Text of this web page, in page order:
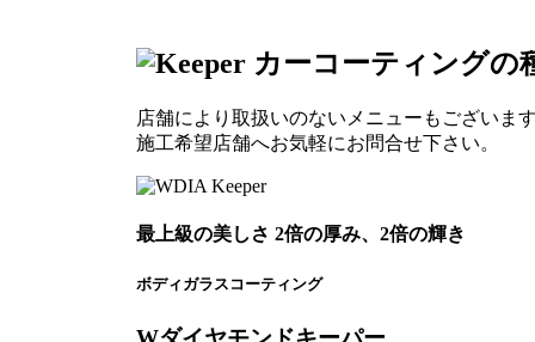
カーコーティングの
店舗により取扱いのないメニューもございます
施工希望店舗へお気軽にお問合せ下さい。
最上級の美しさ2倍の厚み、2倍の輝き
ボディガラスコーティング